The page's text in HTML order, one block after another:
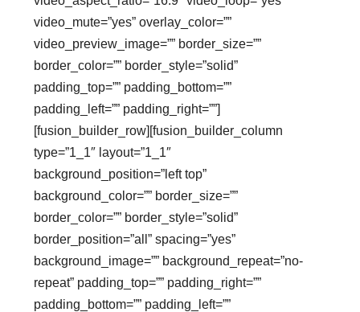
video_mute=”yes” overlay_color=””
video_preview_image=”” border_size=””
border_color=”” border_style=”solid”
padding_top=”” padding_bottom=””
padding_left=”” padding_right=””]
[fusion_builder_row][fusion_builder_column
type=”1_1″ layout=”1_1″
background_position=”left top”
background_color=”” border_size=””
border_color=”” border_style=”solid”
border_position=”all” spacing=”yes”
background_image=”” background_repeat=”no-
repeat” padding_top=”” padding_right=””
padding_bottom=”” padding_left=””